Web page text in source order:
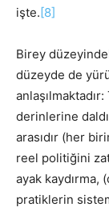
işte.[8]
Birey
düzeyde de
derinlerine
arasıdır (her
reel politiğini
ayak kaydırma,
pratiklerin